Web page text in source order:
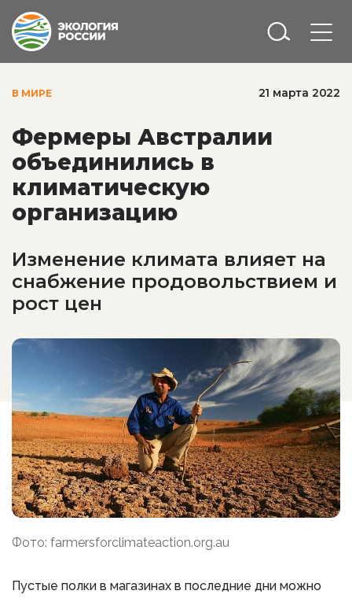
В МИРЕ 21 марта 2022
Фермеры Австралии
объединились в
климатическую
организацию
Изменение климата влияет на
снабжение продовольствием и
рост цен
Фото: farmersforclimateaction.org.au
Пустые полки в магазинах в последние дни можно